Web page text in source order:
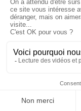
« go-between »
Insight.
personne les
puis les aide à
ayant fait leur